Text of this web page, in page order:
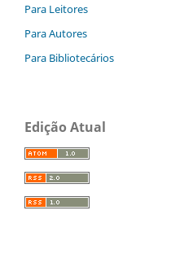
Para Leitores
Para Autores
Para Bibliotecários
Edição Atual